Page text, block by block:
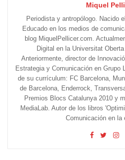
Miquel
Periodista y antropólogo. Nacido
Educado en los medios de
blog MiquelPellicer.com.
Digital en la Universitat
Anteriormente, director de
Estrategia y Comunicación en Grupo
de su currículum: FC Barcelona,
de Barcelona, Enderrock,
Premios Blocs Catalunya 2010 y
MediaLab. Autor de los libros
Comunicación en la